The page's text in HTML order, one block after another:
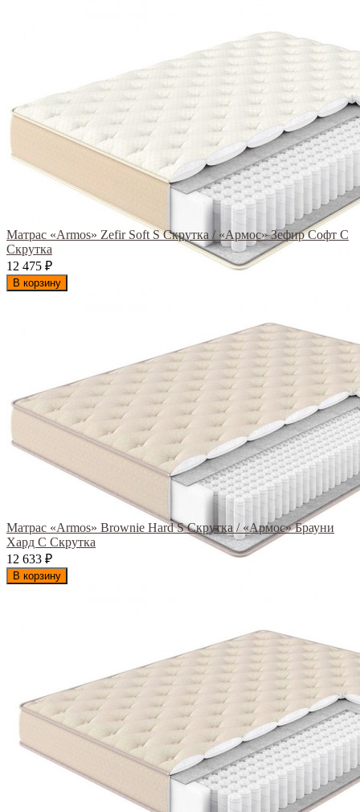
Матрас «Armos» Zefir Soft S Скрутка / «Армос» Зефир Софт С
Скрутка
12 475 ₽
В корзину
Матрас «Armos» Brownie Hard S Скрутка / «Армос» Брауни
Хард С Скрутка
12 633 ₽
В корзину